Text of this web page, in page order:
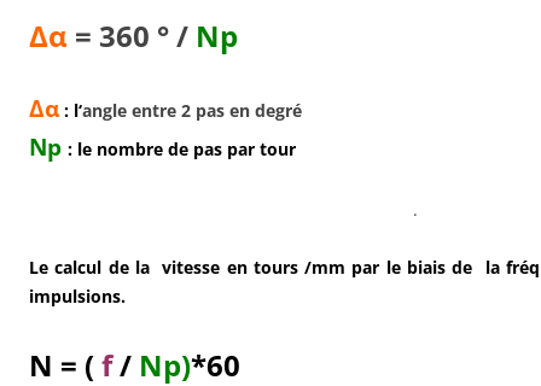
Δα = 360 ° / Np
Δα : l‘angle entre 2 pas en degré
Np : le nombre de pas par tour
.
Le calcul de lavitesse en tours /mm par le biais de
la
impulsions.
N = (f/ Np)*60